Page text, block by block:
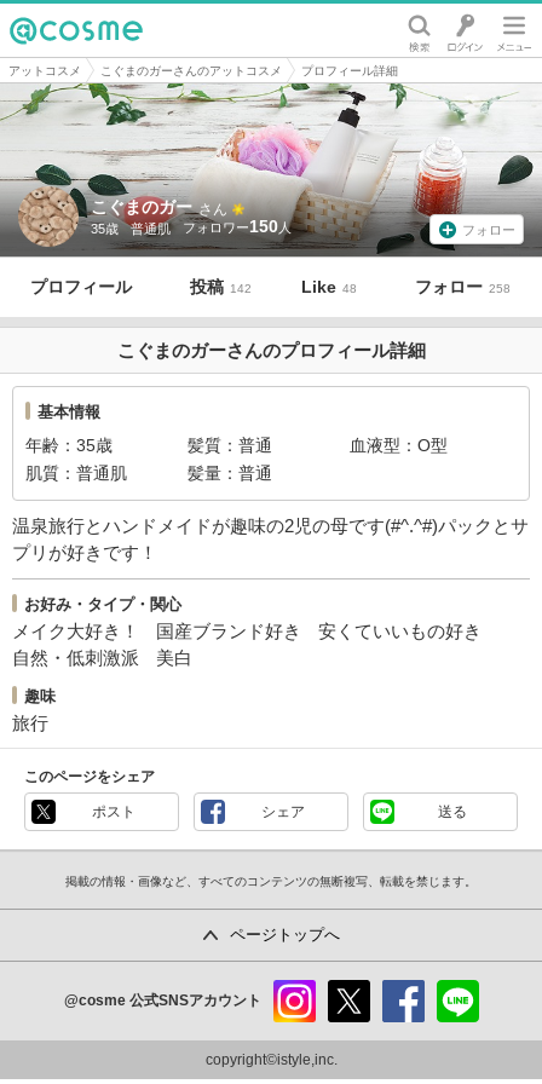
@cosme
アットコスメ こぐまのガーさんのアットコスメ プロフィール詳細
こぐまのガー さん
35歳 普通肌 150 フォロー
プロフィール 投稿 142 Like 48 フォロー 258
こぐまのガーさんのプロフィール詳細
基本情報
年齢 35歳 髪質 普通 血液型
O型
肌質
普通肌 髪量 普通
温泉旅行とハンドメイドが趣味の2児の母です(#^.^#)パックとサ
プリが好きです！
お好み・タイプ・関心
メイク大好き！ 国産ブランド好き
安くていいもの好き
自然・低刺激派
美白
趣味
旅行
このページをシェア
ポスト シェア 送る
掲載の情報・画像など、すべてのコンテンツの無断複写、転載を禁じます。
ページトップへ
@cosme 公式SNSアカウント
ram
copyright©istyle,inc.